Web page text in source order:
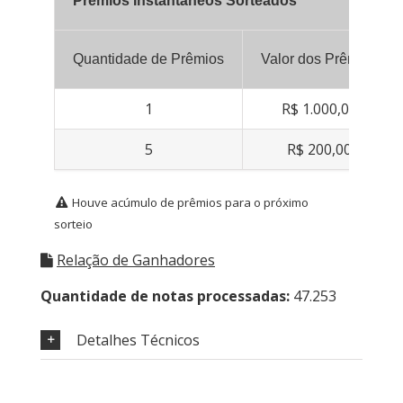
Quantidade de Prêmios Valor dos Prêmios
1 R$ 1.000,00
5 R$ 200,00
Houve acúmulo de prêmios para o próximo
sorteio
Relação de Ganhadores
Quantidade de notas processadas: 47.253
Detalhes Técnicos